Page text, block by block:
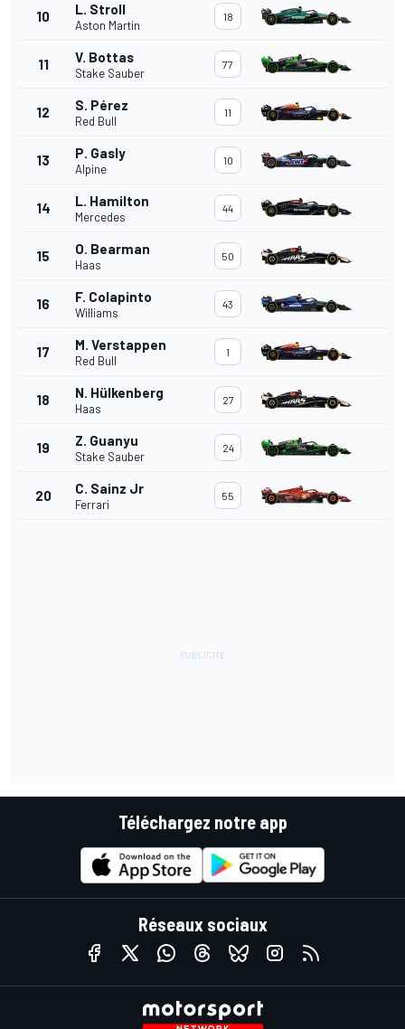
10 L. Stroll
Aston Martin
18
11 V. Bottas
Stake Sauber
77
12 S. Pérez
Red Bull
11
13 P. Gasly
Alpine
10
14 L. Hamilton
Mercedes
44
15 O. Bearman
Haas
50
16 F. Colapinto
Williams
43
17 M. Verstappen
Red Bull
1
18 N. Hülkenberg
Haas
27
19 Z. Guanyu
Stake Sauber
24
20 C. Sainz Jr
Ferrari
55
Téléchargez notre app
Réseaux sociaux